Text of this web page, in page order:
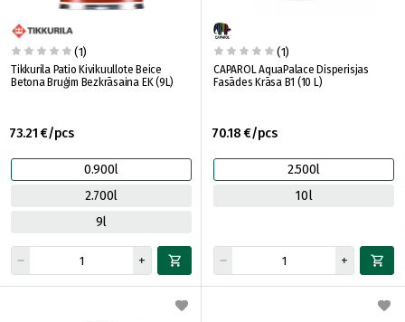
(1)
Tikkurila Patio Kivikuullote Beice
Betona Bruģim Bezkrāsaina EK (9L)
73.21 €/pcs
0.900l
2.700l
9l
(1)
CAPAROL AquaPalace Disperisjas
Fasādes Krāsa B1 (10 L)
70.18 €/pcs
2.500l
10l